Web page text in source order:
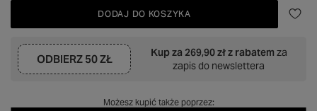
DODAJ DO KOSZYKA
ODBIERZ 50 ZŁ
Kup za 269,90 złz rabatem za
zapis do newslettera
Możesz kupić także poprzez: